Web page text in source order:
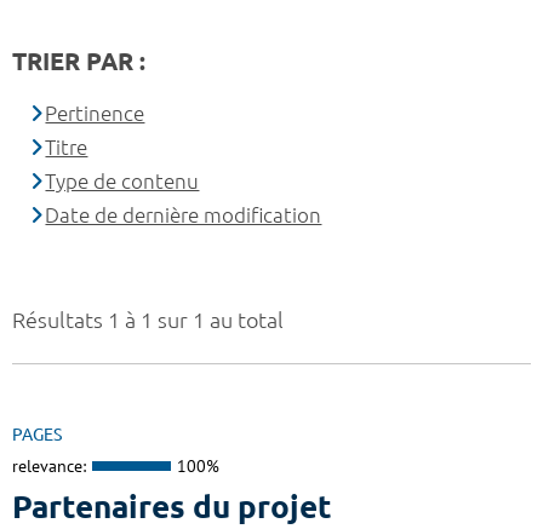
Résultats 1 à 1 sur 1 au total
PAGES
relevance: 100%
Partenaires du projet
TRIER PAR :
Pertinence
Titre
Type de contenu
Date de dernière modification